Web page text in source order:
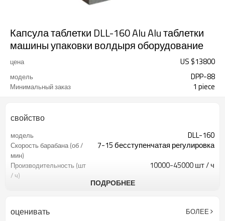
Капсула таблетки DLL-160 Alu Alu таблетки
машины упаковки волдыря оборудование
цена US $13800
модель DPP-88
Минимальный заказ 1 piece
свойство
модель DLL-160
Скорость барабана (об /
мин)
7-15 бесступенчатая регулировка
Производительность (шт
/ ч)
10000-45000 шт / ч
160 мм могут быть изготовлены в
Алу для медицины (мм) 0.15-0.1 × 160
ПОДРОБНЕЕ
оценивать БОЛЕЕ